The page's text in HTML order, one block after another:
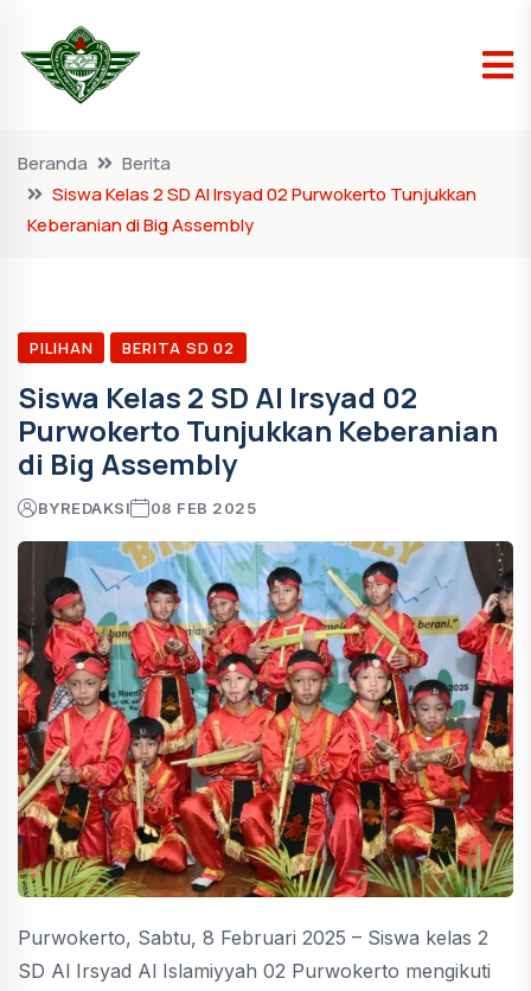
Beranda
Berita
Siswa Kelas 2 SD Al Irsyad 02 Purwokerto Tunjukkan
Keberanian di Big Assembly
PILIHAN BERITA SD 02
Siswa Kelas 2 SD Al Irsyad 02
Purwokerto Tunjukkan Keberanian
di Big Assembly
BYREDAKSI 08 FEB 2025
Purwokerto, Sabtu, 8 Februari 2025 – Siswa kelas 2
SD Al Irsyad Al Islamiyyah 02 Purwokerto mengikuti